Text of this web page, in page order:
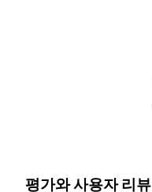
평가와 사용자 리뷰